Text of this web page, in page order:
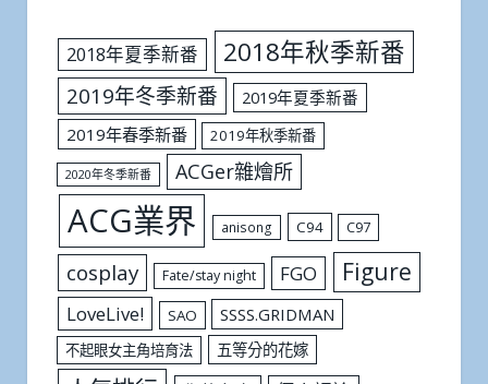
2018年夏季新番 2018年秋季新番
2019年冬季新番
2019年夏季新番
2019年春季新番
2019年秋季新番
2020年冬季新番 ACGer雜燴所
ACG業界 anisong C94 C97
cosplay Fate/stay night FGO Figure
LoveLive! SAO SSSS.GRIDMAN
不起眼女主角培育法 五等分的花嫁